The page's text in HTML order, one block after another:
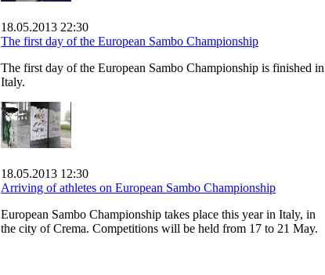
18.05.2013 22:30
The first day of the European Sambo Championship
The first day of the European Sambo Championship is finished in
Italy.
18.05.2013 12:30
Arriving of athletes on European Sambo Championship
European Sambo Championship takes place this year in Italy, in
the city of Crema. Competitions will be held from 17 to 21 May.